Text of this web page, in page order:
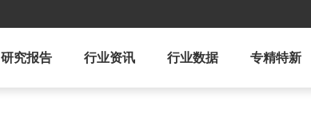
研究报告 行业资讯 行业数据 专精特新